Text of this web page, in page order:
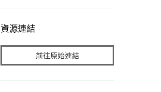
資源連結
前往原始連結